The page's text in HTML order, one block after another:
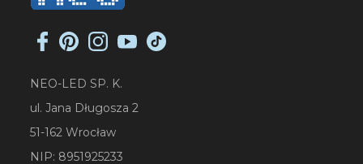
NEO-LED SP. K.
ul. Jana Długosza 2
51-162 Wrocław
NIP: 8951925233